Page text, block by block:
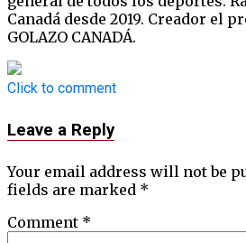
Canadá desde 2019. Creador el
GOLAZO CANADÁ.
Click to comment
Leave a Reply
Your email address will not be
fields are marked *
Comment *